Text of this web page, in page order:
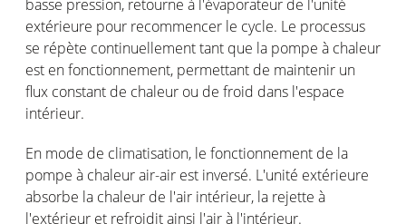
basse pression, retourne à l'évaporateur de l'unité
extérieure pour recommencer le cycle. Le processus
se répète continuellement tant que la pompe à chaleur
est en fonctionnement, permettant de maintenir un
flux constant de chaleur ou de froid dans l'espace
intérieur.
En mode de climatisation, le fonctionnement de la
pompe à chaleur air-air est inversé. L'unité extérieure
absorbe la chaleur de l'air intérieur, la rejette à
l'extérieur et refroidit ainsi l'air à l'intérieur.